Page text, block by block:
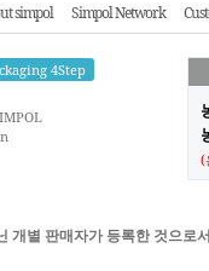
simpol Simpol Network
4Step
(
개별 판매자가 등록한 것으